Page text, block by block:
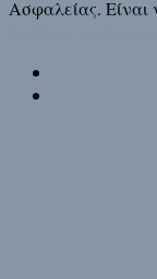
Ασφαλείας. Είναι